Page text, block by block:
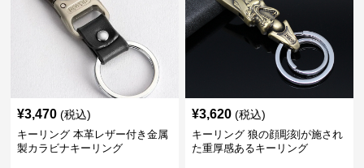
¥3,470 (税込)
キーリング 本革レザー付き金属
製カラビナキーリング
¥3,620 (税込)
キーリング 狼の顔彫刻が施され
た重厚感あるキーリング